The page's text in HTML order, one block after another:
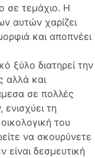
σε τεμάχιο. Η
αυτών χαρίζει
και αποπνέει
ξύλο διατηρεί την
αλλά και
σε πολλές
τη
του
να σκουρύνετε
δεσμευτική